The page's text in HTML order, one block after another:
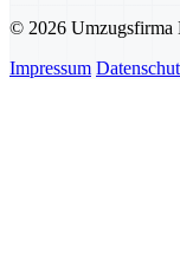
© 2026 Umzugsfirma
Impressum